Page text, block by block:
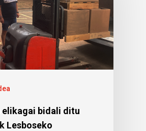
elikagai bidali ditu
Lesboseko